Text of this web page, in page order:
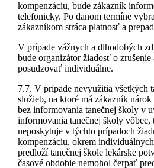
kompenzáciu, bude zákazník
telefonicky. Po danom termíne
zákazníkom stráca platnosť a
V prípade vážnych a dlhodobých
bude organizátor žiadosť o
posudzovať individuálne.
7.7. V prípade nevyužitia všetkých
služieb, na ktoré má zákazník
bez informovania tanečnej školy v
informovania tanečnej školy vôbec,
neposkytuje v týchto prípadoch
kompenzáciu, okrem
predloží tanečnej škole lekárske
časové obdobie nemohol čerpať